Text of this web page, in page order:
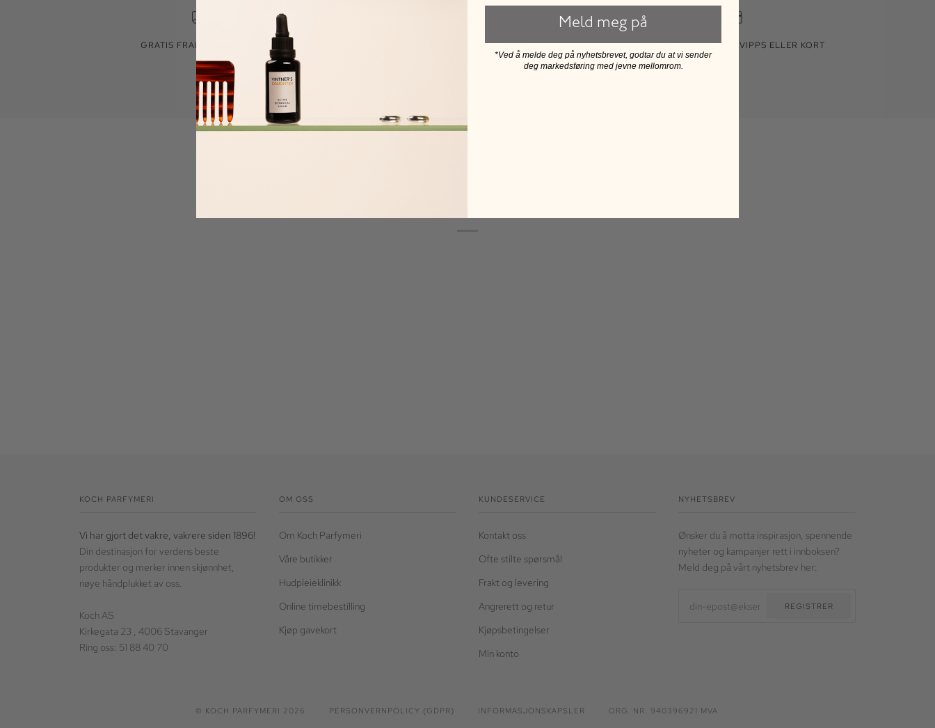
GRATIS FRAKT OVER 300,- AUTORISERT FORHANDLER BETAL MED KLARNA, VIPPS ELLER KORT
KOCH PARFYMERI
Vi har gjort det vakre, vakrere siden 1896!
Din destinasjon for verdens beste
produkter og merker innen skjønnhet,
nøye håndplukket av oss.
Koch AS
Kirkegata 23 , 4006 Stavanger
Ring oss: 51 88 40 70
OM OSS
Om Koch Parfymeri
Våre butikker
Hudpleieklinikk
Online timebestilling
Kjøp gavekort
KUNDESERVICE
Kontakt oss
Ofte stilte spørsmål
Frakt og levering
Angrerett og retur
Kjøpsbetingelser
Min konto
NYHETSBREV
Ønsker du å motta inspirasjon, spennende
nyheter og kampanjer rett i innboksen?
Meld deg på vårt nyhetsbrev her:
REGISTRER
© KOCH PARFYMERI 2026 PERSONVERNPOLICY (GDPR) INFORMASJONSKAPSLER ORG. NR. 940396921 MVA
Meld meg på
*Ved å melde deg på nyhetsbrevet, godtar du at vi sender
deg markedsføring med jevne mellomrom.